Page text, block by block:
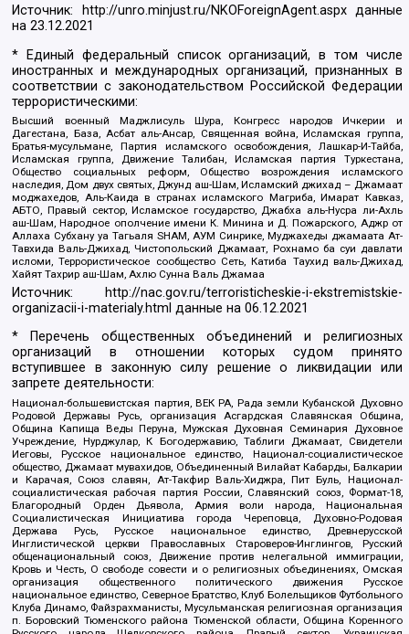
Источник: http://unro.minjust.ru/NKOForeignAgent.aspxданные
на23.12.2021
* Единый федеральный список организаций, в том числе
иностранных и международных организаций, признанных в
соответствии с законодательством Российской Федерации
террористическими:
Высший военный Маджлисуль Шура, Конгресс народов Ичкерии и
Дагестана, База, Асбат аль-Ансар, Священная война, Исламская группа,
Братья-мусульмане, Партия исламского освобождения, Лашкар-И-Тайба,
Исламская группа, Движение Талибан, Исламская партия Туркестана,
Общество социальных реформ, Общество возрождения исламского
наследия, Дом двух святых, Джунд аш-Шам, Исламский джихад – Джамаат
моджахедов, Аль-Каида в странах исламского Магриба, Имарат Кавказ,
АБТО, Правый сектор, Исламское государство, Джабха аль-Нусра ли-Ахль
аш-Шам, Народное ополчение имени К. Минина и Д. Пожарского, Аджр от
Аллаха Субхану уа Тагьаля SHAM, АУМ Синрике, Муджахеды джамаата Ат-
Тавхида Валь-Джихад, Чистопольский Джамаат, Рохнамо ба суи давлати
исломи, Террористическое сообщество Сеть, Катиба Таухид валь-Джихад,
Хайят Тахрир аш-Шам, Ахлю Сунна Валь Джамаа
Источник:
http://nac.gov.ru/terroristicheskie-i-ekstremistskie-
organizacii-i-materialy.html данные на06.12.2021
* Перечень общественных объединений и религиозных
организаций в отношении которых судом принято
вступившее в законную силу решение о ликвидации или
запрете деятельности:
Национал-большевистская партия, ВЕК РА, Рада земли Кубанской Духовно
Родовой Державы Русь, организация Асгардская Славянская Община,
Община Капища Веды Перуна, Мужская Духовная Семинария Духовное
Учреждение, Нурджулар, К Богодержавию, Таблиги Джамаат, Свидетели
Иеговы, Русское национальное единство, Национал-социалистическое
общество, Джамаат мувахидов, Объединенный Вилайат Кабарды, Балкарии
и Карачая, Союз славян, Ат-Такфир Валь-Хиджра, Пит Буль, Национал-
социалистическая рабочая партия России, Славянский союз, Формат-18,
Благородный Орден Дьявола, Армия воли народа, Национальная
Социалистическая Инициатива города Череповца, Духовно-Родовая
Держава Русь, Русское национальное единство, Древнерусской
Инглистической церкви Православных Староверов-Инглингов, Русский
общенациональный союз, Движение против нелегальной иммиграции,
Кровь и Честь, О свободе совести и о религиозных объединениях, Омская
организация общественного политического движения Русское
национальное единство, Северное Братство, Клуб Болельщиков Футбольного
Клуба Динамо, Файзрахманисты, Мусульманская религиозная организация
п. Боровский Тюменского района Тюменской области, Община Коренного